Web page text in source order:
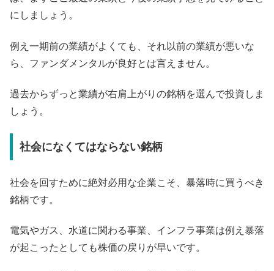
にしましょう。
例え一期前の業績がよくても、それ以前の業績が悪いな
ら、ファンダメンタルが良好とは言えません。
過去からずっと業績が右肩上がりの銘柄を選んで投資しま
しょう。
社会になくてはならない銘柄
社会を回すために絶対必用な企業こそ、暴落時に買うべき
銘柄です。
電気やガス、水道に関わる事業、インフラ事業は例え暴落
が起こったとしても株価の戻りが早いです。